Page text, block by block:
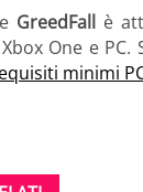
GreedFall è
One e
minimi